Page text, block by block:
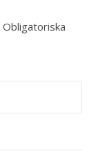
Obligatoriska